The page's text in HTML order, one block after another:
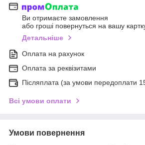
Ви отримаєте замовлення
або гроші повернуться на вашу
Детальніше
Оплата на рахунок
Оплата за реквізитами
Післяплата (за умови передоплати
Всі умови оплати
Умови повернення